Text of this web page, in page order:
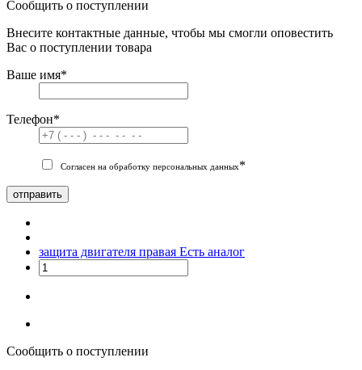
Сообщить о поступлении
Внесите контактные данные, чтобы мы смогли оповестить
Вас о поступлении товара
Ваше имя*
Телефон*
Согласен на обработку персональных данных*
отправить
защита двигателя правая Есть аналог
Сообщить о поступлении